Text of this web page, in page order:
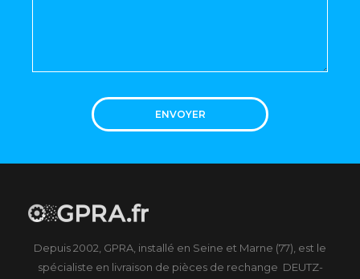
ENVOYER
Depuis 2002, GPRA, installé en Seine et Marne (77), est le
spécialiste en livraison de pièces de rechange DEUTZ-